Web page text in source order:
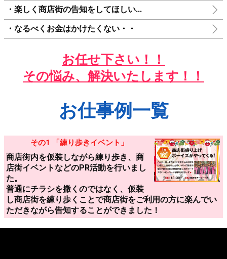
・楽しく商店街の告知をしてほしい...
・なるべくお金はかけたくない・・
お任せ下さい！！
その悩み、解決いたします！！
お仕事例一覧
その1 「練り歩きイベント」
商店街内を仮装しながら練り歩き、商
店街イベントなどのPR活動を行いまし
た。
普通にチラシを撒くのではなく、仮装
し商店街を練り歩くことで商店街をご利用の方に楽んでい
ただきながら告知することができました！